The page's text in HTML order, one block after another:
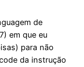
de
em que eu
para não
da instrução